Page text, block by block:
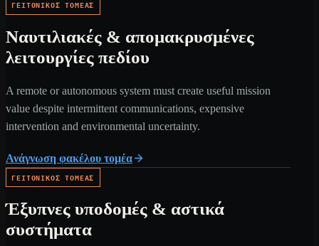
ΓΕΙΤΟΝΙΚΌΣ ΤΟΜΈΑΣ
Ναυτιλιακές & απομακρυσμένες
λειτουργίες πεδίου
A remote or autonomous system must create useful mission
value despite intermittent communications, expensive
intervention and environmental uncertainty.
Ανάγνωση φακέλου τομέα
ΓΕΙΤΟΝΙΚΌΣ ΤΟΜΈΑΣ
Έξυπνες υποδομές & αστικά
συστήματα